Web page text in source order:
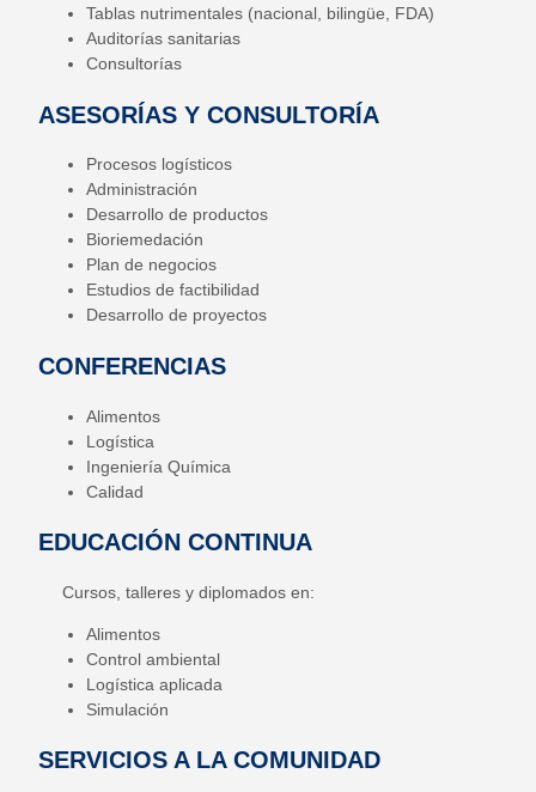
Tablas nutrimentales (nacional, bilingüe, FDA)
Auditorías sanitarias
Consultorías
ASESORÍAS Y CONSULTORÍA
Procesos logísticos
Administración
Desarrollo de productos
Bioriemedación
Plan de negocios
Estudios de factibilidad
Desarrollo de proyectos
CONFERENCIAS
Alimentos
Logística
Ingeniería Química
Calidad
EDUCACIÓN CONTINUA
Cursos, talleres y diplomados en:
Alimentos
Control ambiental
Logística aplicada
Simulación
SERVICIOS A LA COMUNIDAD